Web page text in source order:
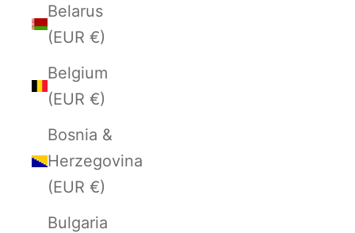
Belarus
(EUR €)
Belgium
(EUR €)
Bosnia &
Herzegovina
(EUR €)
Bulgaria